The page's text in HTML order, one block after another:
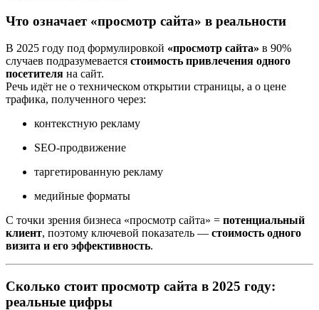
Что означает «просмотр сайта» в реальности
В 2025 году под формулировкой «просмотр сайта» в 90%
случаев подразумевается стоимость привлечения одного
посетителя на сайт.
Речь идёт не о техническом открытии страницы, а о цене
трафика, полученного через:
контекстную рекламу
SEO-продвижение
таргетированную рекламу
медийные форматы
С точки зрения бизнеса «просмотр сайта» = потенциальный
клиент, поэтому ключевой показатель — стоимость одного
визита и его эффективность.
Сколько стоит просмотр сайта в 2025 году:
реальные цифры